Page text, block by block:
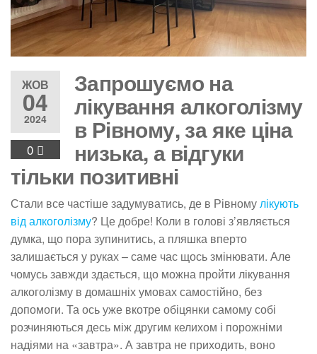
ЖОВ
04
2024
0
Запрошуємо на
лікування алкоголізму
в Рівному, за яке ціна
низька, а відгуки
тільки позитивні
Стали все частіше задумуватись, де в Рівномулікують
від алкоголізму? Це добре! Коли в голові з’являється
думка, що пора зупинитись, а пляшка вперто
залишається у руках – саме час щось змінювати. Але
чомусь завжди здається, що можна пройти лікування
алкоголізму в домашніх умовах самостійно, без
допомоги. Та ось уже вкотре обіцянки самому собі
розчиняються десь між другим келихом і порожніми
надіями на «завтра». А завтра не приходить, воно